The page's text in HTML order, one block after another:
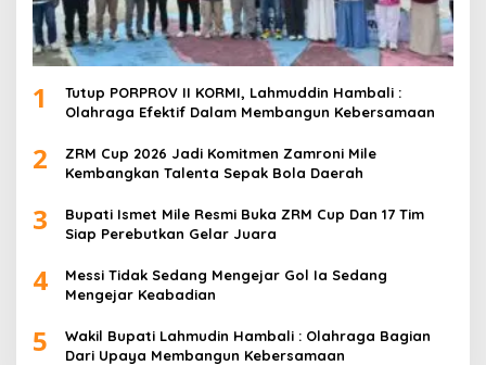
1
Tutup PORPROV II KORMI, Lahmuddin Hambali :
Olahraga Efektif Dalam Membangun Kebersamaan
2
ZRM Cup 2026 Jadi Komitmen Zamroni Mile
Kembangkan Talenta Sepak Bola Daerah
3
Bupati Ismet Mile Resmi Buka ZRM Cup Dan 17 Tim
Siap Perebutkan Gelar Juara
4
Messi Tidak Sedang Mengejar Gol Ia Sedang
Mengejar Keabadian
5
Wakil Bupati Lahmudin Hambali : Olahraga Bagian
Dari Upaya Membangun Kebersamaan